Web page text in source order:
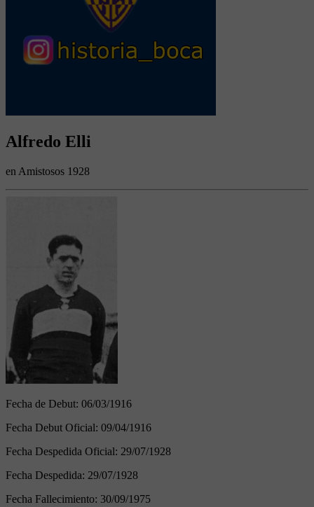
Alfredo Elli
en Amistosos 1928
Fecha de Debut: 06/03/1916
Fecha Debut Oficial: 09/04/1916
Fecha Despedida Oficial: 29/07/1928
Fecha Despedida: 29/07/1928
Fecha Fallecimiento: 30/09/1975